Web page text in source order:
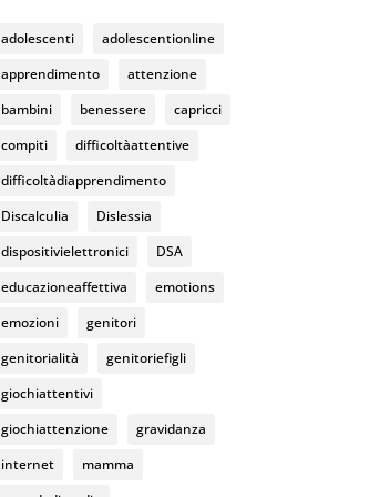
C
h
a
n
n
el
adolescenti
adolescentionline
apprendimento
attenzione
bambini
benessere
capricci
compiti
difficoltàattentive
difficoltàdiapprendimento
Discalculia
Dislessia
dispositivielettronici
DSA
educazioneaffettiva
emotions
emozioni
genitori
genitorialità
genitoriefigli
giochiattentivi
giochiattenzione
gravidanza
internet
mamma